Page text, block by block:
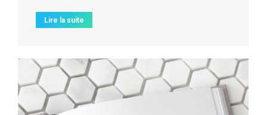
Lire la suite